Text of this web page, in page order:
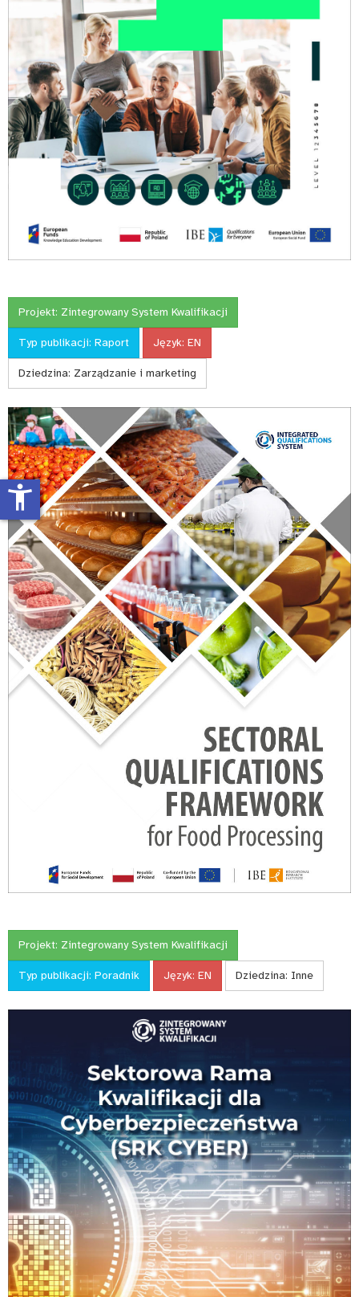
Projekt: Zintegrowany System Kwalifikacji
Typ publikacji: Raport Język: EN
Dziedzina: Zarządzanie i marketing
Projekt: Zintegrowany System Kwalifikacji
Typ publikacji: Poradnik Język: EN Dziedzina: Inne
accessibility_new